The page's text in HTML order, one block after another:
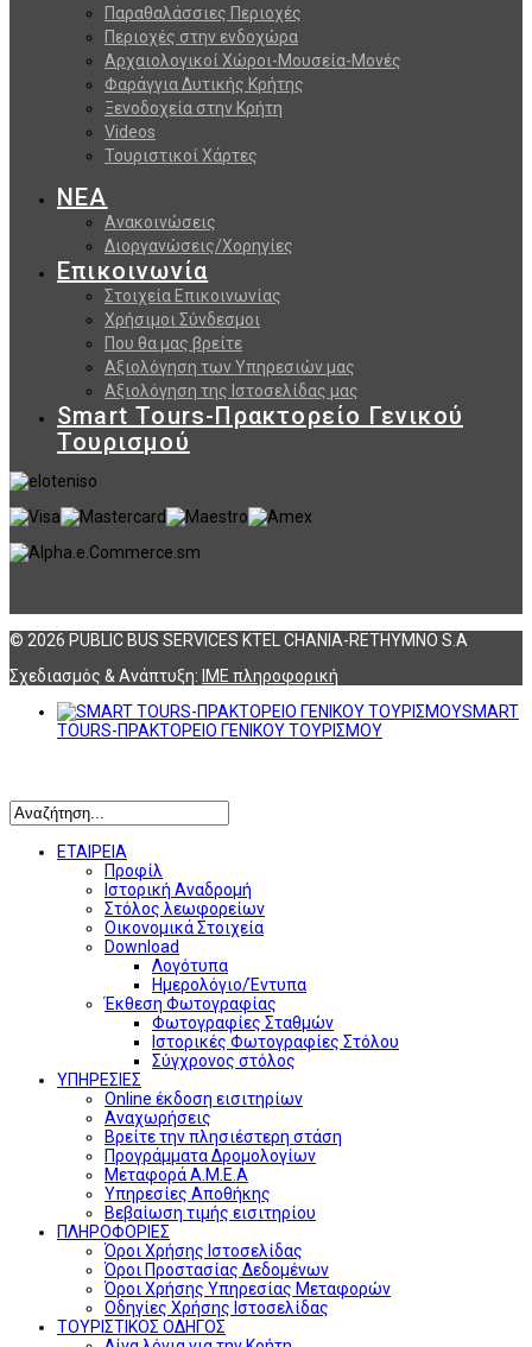
Παραθαλάσσιες Περιοχές
Περιοχές στην ενδοχώρα
Αρχαιολογικοί Χώροι-Μουσεία-Μονές
Φαράγγια Δυτικής Κρήτης
Ξενοδοχεία στην Κρήτη
Videos
Τουριστικοί Χάρτες
ΝΕΑ
Ανακοινώσεις
Διοργανώσεις/Χορηγίες
Επικοινωνία
Στοιχεία Επικοινωνίας
Χρήσιμοι Σύνδεσμοι
Που θα μας βρείτε
Αξιολόγηση των Υπηρεσιών μας
Αξιολόγηση της Ιστοσελίδας μας
Smart Tours-Πρακτορείο Γενικού
Τουρισμού
© 2026 PUBLIC BUS SERVICES KTEL CHANIA-RETHYMNO S.A
Σχεδιασμός & Ανάπτυξη: ΙΜΕ πληροφορική
SMART
TOURS-ΠΡΑΚΤΟΡΕΙΟ ΓΕΝΙΚΟΥ ΤΟΥΡΙΣΜΟΥ
ΕΤΑΙΡΕΙΑ
Προφίλ
Ιστορική Αναδρομή
Στόλος λεωφορείων
Οικονομικά Στοιχεία
Download
Λογότυπα
Ημερολόγιο/Έντυπα
Έκθεση Φωτογραφίας
Φωτογραφίες Σταθμών
Ιστορικές Φωτογραφίες Στόλου
Σύγχρονος στόλος
ΥΠΗΡΕΣΙΕΣ
Online έκδοση εισιτηρίων
Αναχωρήσεις
Βρείτε την πλησιέστερη στάση
Προγράμματα Δρομολογίων
Μεταφορά Α.Μ.Ε.Α
Υπηρεσίες Αποθήκης
Βεβαίωση τιμής εισιτηρίου
ΠΛΗΡΟΦΟΡΙΕΣ
Όροι Χρήσης Ιστοσελίδας
Όροι Προστασίας Δεδομένων
Όροι Χρήσης Υπηρεσίας Μεταφορών
Οδηγίες Χρήσης Ιστοσελίδας
ΤΟΥΡΙΣΤΙΚΟΣ ΟΔΗΓΟΣ